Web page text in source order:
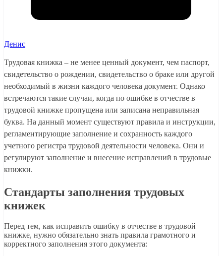
Денис
Трудовая книжка – не менее ценный документ, чем паспорт,
свидетельство о рождении, свидетельство о браке или другой
необходимый в жизни каждого человека документ. Однако
встречаются такие случаи, когда по ошибке в отчестве в
трудовой книжке пропущена или записана неправильная
буква. На данный момент существуют правила и инструкции,
регламентирующие заполнение и сохранность каждого
учетного регистра трудовой деятельности человека. Они и
регулируют заполнение и внесение исправлений в трудовые
книжки.
Стандарты заполнения трудовых
книжек
Перед тем, как исправить ошибку в отчестве в трудовой
книжке, нужно обязательно знать правила грамотного и
корректного заполнения этого документа: